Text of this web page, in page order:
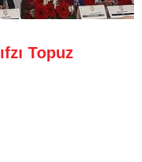
Topuz